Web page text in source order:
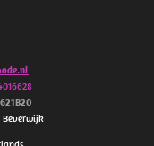
Beverwijk